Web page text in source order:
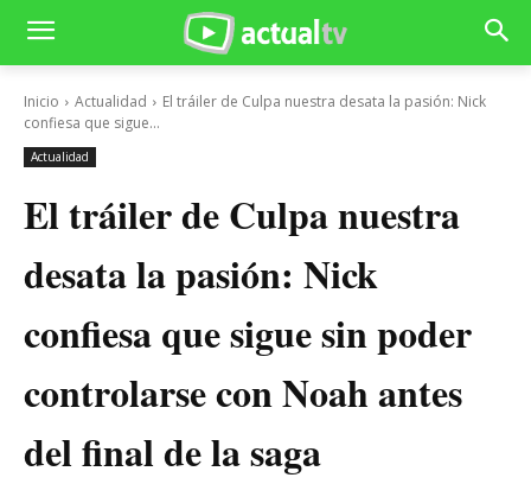
Inicio Actualidad
El tráiler de Culpa nuestra desata la pasión: Nick
confiesa que sigue...
Actualidad
El tráiler de Culpa nuestra
desata la pasión: Nick
confiesa que sigue sin poder
controlarse con Noah antes
del final de la saga